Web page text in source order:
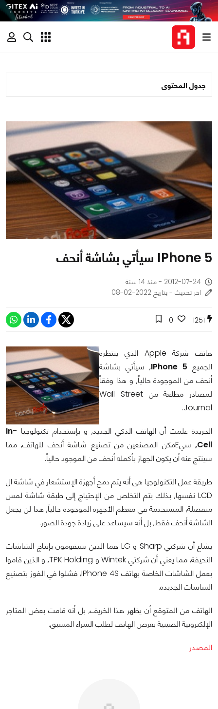
جدول المحتوى
IPhone 5 سيأتي بشاشة أنحف
2012-07-24 - منذ 14 سنة
اخر تحديث - بتاريخ 2022-02-08
1251
0
هاتف شركة Apple الذي ينتظره
الجميع IPhone 5, سيأتي بشاشة
أنحف من الموجودة حالياً, و هذا وفقاً
لمصادر مطلعة من Wall Street
Journal.
الجريدة علمت أن الهاتف الذكي الجديد, و بإستخدام تكنولوجيا In-
Cell,
سيEمكن المصنعين من تصنيع شاشة أنحف للهاتف, مما
سينتج عنه أن يكون الجهاز بأكمله أنحف من الموجود حالياً.
طريقة عمل التكنولوجيا هى أنه يتم دمج أجهزة الإستشعار في شاشة ال
LCD نفسها, بذلك يتم التخلص من الإحتياج إلى طبقة شاشة لمس
منفصلة, المستخدمة في معظم الأجهزة الموجودة حالياً, هذا لن يجعل
الشاشة أنحف فقط, بل أنه سيساعد على زيادة جودة الصور.
يشاع أن شركتي Sharp و LG هما الذين سيقومون بإنتاج الشاشات
النحيفة, مما يعني أن شركتي Wintek و TPK Holding, و الذين قاموا
بعمل الشاشات الخاصة بهاتف IPhone 4S, فشلوا في الفوز بتصنيع
الشاشات الجديدة.
الهاتف من المتوقع أن يظهر هذا الخريف, بل أنه قامت بعض المتاجر
الإلكترونية الصينية بعرض الهاتف لطلب الشراء المسبق.
المصدر